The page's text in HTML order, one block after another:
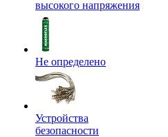
высокого напряжения
Не определено
Устройства
безопасности